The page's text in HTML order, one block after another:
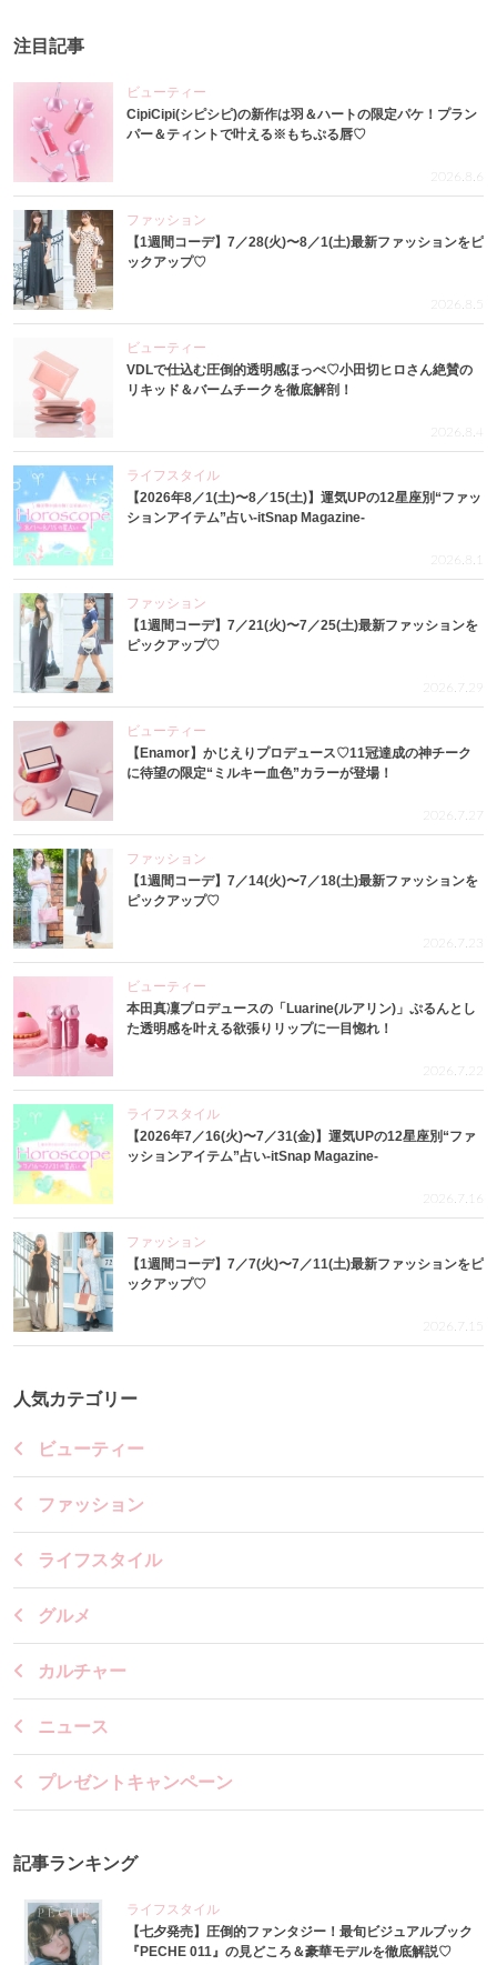
注目記事
ビューティー
CipiCipi(シピシピ)の新作は羽＆ハートの限定パケ！プラン
パー＆ティントで叶える※もちぷる唇♡
2026.8.6
ファッション
【1週間コーデ】7／28(火)〜8／1(土)最新ファッションをピ
ックアップ♡
2026.8.5
ビューティー
VDLで仕込む圧倒的透明感ほっぺ♡小田切ヒロさん絶賛の
リキッド＆バームチークを徹底解剖！
2026.8.4
ライフスタイル
【2026年8／1(土)〜8／15(土)】運気UPの12星座別“ファッ
ションアイテム”占い-itSnap Magazine-
2026.8.1
ファッション
【1週間コーデ】7／21(火)〜7／25(土)最新ファッションを
ピックアップ♡
2026.7.29
ビューティー
【Enamor】かじえりプロデュース♡11冠達成の神チーク
に待望の限定“ミルキー血色”カラーが登場！
2026.7.27
ファッション
【1週間コーデ】7／14(火)〜7／18(土)最新ファッションを
ピックアップ♡
2026.7.23
ビューティー
本田真凜プロデュースの「Luarine(ルアリン)」ぷるんとし
た透明感を叶える欲張りリップに一目惚れ！
2026.7.22
ライフスタイル
【2026年7／16(火)〜7／31(金)】運気UPの12星座別“ファ
ッションアイテム”占い-itSnap Magazine-
2026.7.16
ファッション
【1週間コーデ】7／7(火)〜7／11(土)最新ファッションをピ
ックアップ♡
2026.7.15
人気カテゴリー
ビューティー
ファッション
ライフスタイル
グルメ
カルチャー
ニュース
プレゼントキャンペーン
記事ランキング
ライフスタイル
【七夕発売】圧倒的ファンタジー！最旬ビジュアルブック
『PECHE 011』の見どころ＆豪華モデルを徹底解説♡